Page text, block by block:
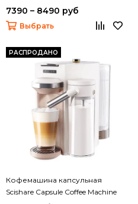
Mini S1201
7390 – 8490 руб
Выбрать
РАСПРОДАНО
Кофемашина капсульная
Scishare Capsule Coffee Machine